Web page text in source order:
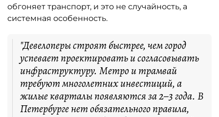
обгоняет транспорт, и это не случайность, а
системная особенность.
"Девелоперы строят быстрее, чем город
успевает проектировать и согласовывать
инфраструктуру. Метро и трамвай
требуют многолетних инвестиций, а
жилые кварталы появляются за 2–3 года. В
Петербурге нет обязательного правила,